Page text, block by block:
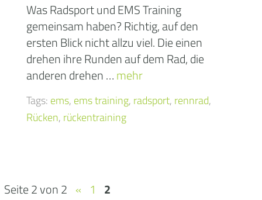
Was Radsport und EMS Training
gemeinsam haben? Richtig, auf den
ersten Blick nicht allzu viel. Die einen
drehen ihre Runden auf dem Rad, die
anderen drehen …mehr
Tags: ems, ems training, radsport, rennrad,
Rücken, rückentraining
Seite 2 von 2 « 1 2